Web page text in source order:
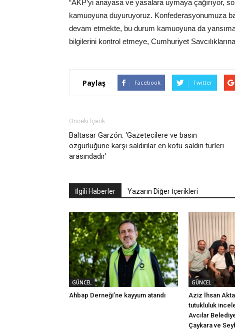
“AKP’yi anayasa ve yasalara uymaya çağırıyor,
kamuoyuna duyuruyoruz. Konfederasyonumuza
devam etmekte, bu durum kamuoyuna da
bilgilerini kontrol etmeye, Cumhuriyet
Paylaş Facebook Twitter
Önceki İçerik
Baltasar Garzón: ‘Gazetecilere ve basın
özgürlüğüne karşı saldırılar en kötü saldırı türleri
arasındadır’
İlgili Haberler Yazarın Diğer İçerikleri
GÜNCEL
Ahbap Derneği’ne kayyum atandı
GÜNCEL
Aziz İhsan
tutukluluk
Avcılar
Çaykara ve